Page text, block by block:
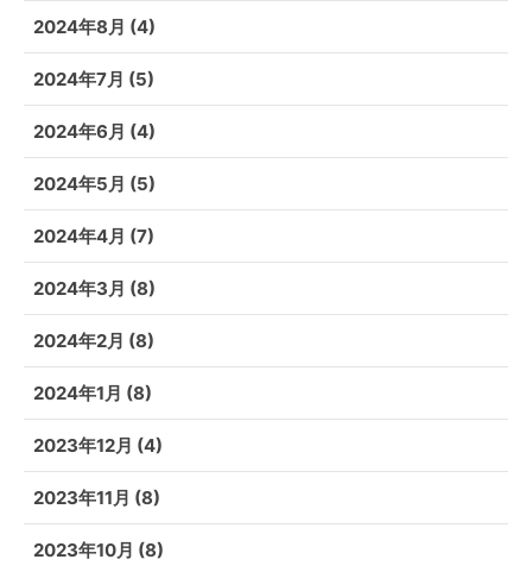
2024年8月 (4)
2024年7月 (5)
2024年6月 (4)
2024年5月 (5)
2024年4月 (7)
2024年3月 (8)
2024年2月 (8)
2024年1月 (8)
2023年12月 (4)
2023年11月 (8)
2023年10月 (8)